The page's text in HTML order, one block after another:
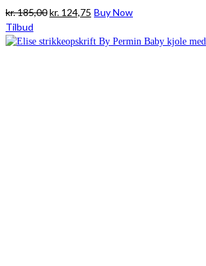
kr.185,00Den
pris
kr. 124,75 Den
pris
Buy Now
Tilbud